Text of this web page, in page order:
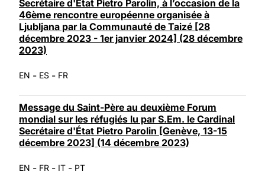
Secrétaire d'État Pietro Parolin, à l’occasion de la
46ème rencontre européenne organisée à
Ljubljana par la Communauté de Taizé [28
décembre 2023 - 1er janvier 2024] (28 décembre
2023)
EN - ES - FR
Message du Saint-Père au deuxième Forum
mondial sur les réfugiés lu par S.Em. le Cardinal
Secrétaire d'État Pietro Parolin [Genève, 13-15
décembre 2023] (14 décembre 2023)
EN - FR - IT - PT